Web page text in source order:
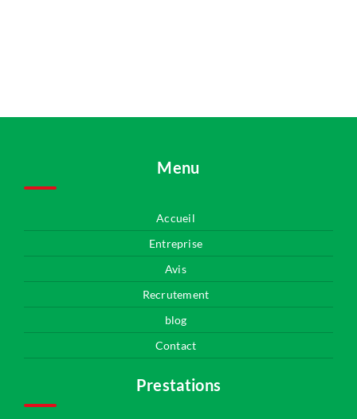
Menu
Accueil
Entreprise
Avis
Recrutement
blog
Contact
Prestations